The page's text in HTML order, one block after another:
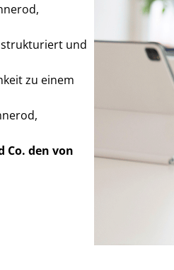
strukturiert und
zu einem
Co. den von